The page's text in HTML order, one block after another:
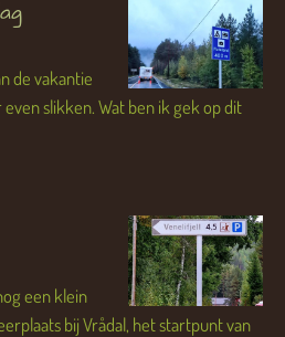
de vakantie
slikken. Wat ben ik gek op dit
een klein
bij Vrådal, het startpunt van